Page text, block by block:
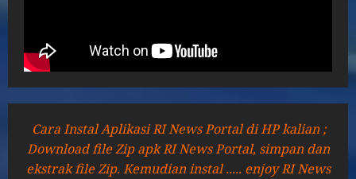
Cara Instal Aplikasi RI News Portal di HP kalian ;
Download file Zip apk RI News Portal, simpan dan
ekstrak file Zip. Kemudian instal ..... enjoy RI News